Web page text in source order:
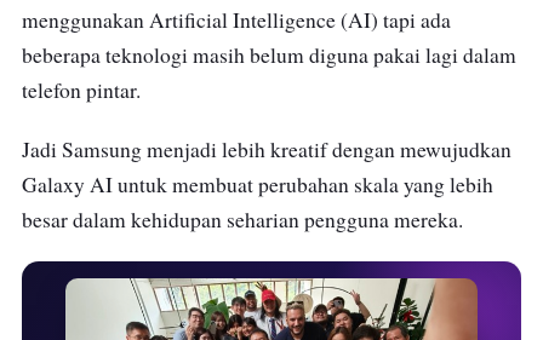
menggunakan Artificial Intelligence (AI) tapi ada
beberapa teknologi masih belum diguna pakai lagi dalam
telefon pintar.
Jadi Samsung menjadi lebih kreatif dengan mewujudkan
Galaxy AI untuk membuat perubahan skala yang lebih
besar dalam kehidupan seharian pengguna mereka.